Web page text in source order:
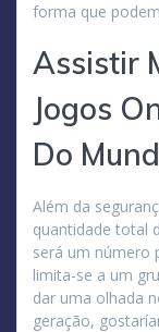
forma que
Assistir
Jogos
Do
Além da
quantidade total
será um número
limita-se a um
dar uma olhada
geração,